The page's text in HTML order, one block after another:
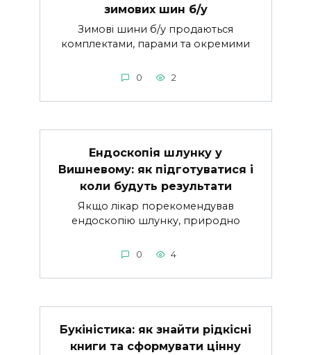
зимових шин б/у
Зимові шини б/у продаються
комплектами, парами та окремими
0 2
Ендоскопія шлунку у
Вишневому: як підготуватися і
коли будуть результати
Якщо лікар порекомендував
ендоскопію шлунку, природно
0 4
Букіністика: як знайти рідкісні
книги та сформувати цінну